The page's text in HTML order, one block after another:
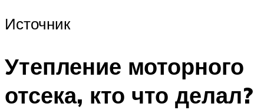
Источник
Утепление моторного
отсека, кто что делал?